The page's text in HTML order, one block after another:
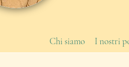
Chi siamo I nostri